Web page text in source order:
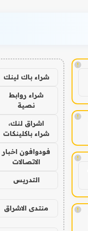
!
!
!
!
شراء باك لينك
شراء روابط
نصية
اشراق لنك،
شراء باكلينكات
فودوافون اخبار
الاتصالات
التدريس
منتدى الاشراق